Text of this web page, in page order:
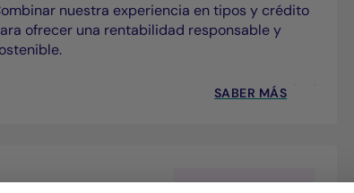
nuestra experiencia en tipos y crédito
ofrecer una rentabilidad responsable y
SABER MÁS